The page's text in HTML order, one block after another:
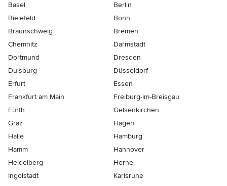
Basel
Berlin
Bielefeld
Bonn
Braunschweig
Bremen
Chemnitz
Darmstadt
Dortmund
Dresden
Duisburg
Düsseldorf
Erfurt
Essen
Frankfurt am Main
Freiburg-im-Breisgau
Fürth
Gelsenkirchen
Graz
Hagen
Halle
Hamburg
Hamm
Hannover
Heidelberg
Herne
Ingolstadt
Karlsruhe